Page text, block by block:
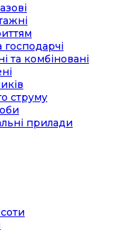
та комбіновані
струму
прилади